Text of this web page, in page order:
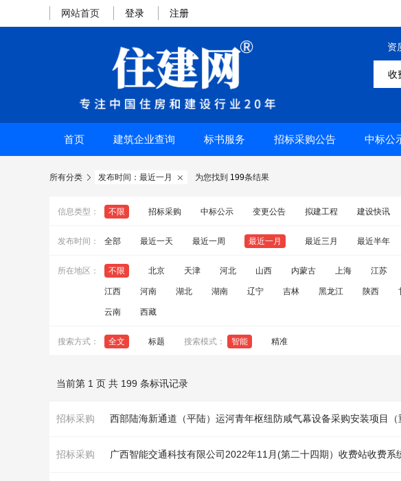
网站首页 登录 注册
资
首页 建筑企业查询 标书服务 招标采购公告 中标公
所有分类  发布时间：最近一月  为您找到 199条结果
信息类型： 不限 招标采购 中标公示 变更公告 拟建工程 建设快讯
发布时间： 全部 最近一天 最近一周 最近一月 最近三月 最近半年
所在地区： 不限 北京 天津 河北 山西 内蒙古 上海 江苏
江西 河南 湖北 湖南 辽宁 吉林 黑龙江 陕西
云南 西藏
搜索方式： 全文 标题 搜索模式： 智能 精准
当前第 1 页 共 199 条标讯记录
招标采购 西部陆海新通道（平陆）运河青年枢纽防咸气幕设备采购安装项目
招标采购 广西智能交通科技有限公司2022年11月(第二十四期）收费站收费系